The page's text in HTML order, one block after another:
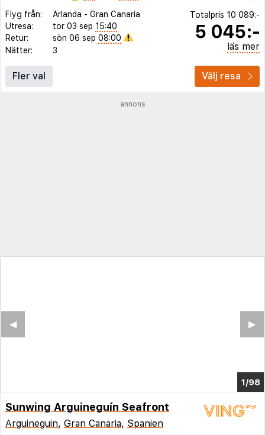
Flyg från: Arlanda - Gran Canaria
Utresa:
tor 03 sep 15:40
Retur:
sön 06 sep 08:00
Nätter:
3
Totalpris 10 089:-
5 045:-
läs mer
Fler val Välj resa
annons
1/98
▶︎
◀︎
Sunwing Arguineguín Seafront
Arguineguin, Gran Canaria, Spanien